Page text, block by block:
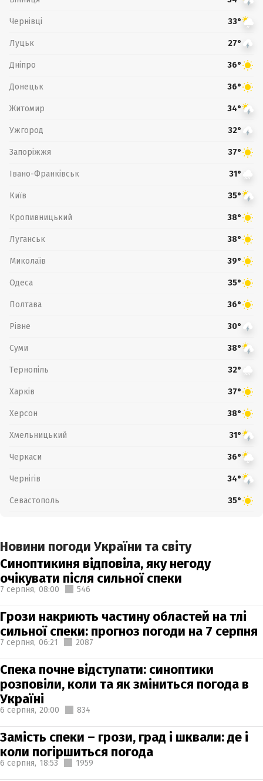
Чернівці 33°
Луцьк 27°
Дніпро 36°
Донецьк 36°
Житомир 34°
Ужгород 32°
Запоріжжя 37°
Івано-Франківськ 31°
Київ 35°
Кропивницький 38°
Луганськ 38°
Миколаїв 39°
Одеса 35°
Полтава 36°
Рівне 30°
Суми 38°
Тернопіль 32°
Харків 37°
Херсон 38°
Хмельницький 31°
Черкаси 36°
Чернігів 34°
Севастополь 35°
Новини погоди України та світу
Синоптикиня відповіла, яку негоду
очікувати після сильної спеки
7 серпня, 08:00 546
Грози накриють частину областей на тлі
сильної спеки: прогноз погоди на 7 серпня
7 серпня, 06:21 2087
Спека почне відступати: синоптики
розповіли, коли та як зміниться погода в
Україні
6 серпня, 20:00 834
Замість спеки – грози, град і шквали: де і
коли погіршиться погода
6 серпня, 18:53 1959